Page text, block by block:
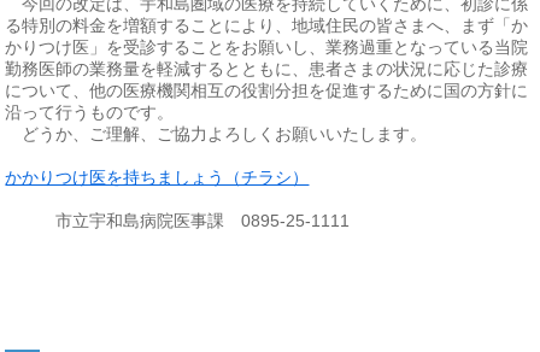
る特別の料金を増額することにより、地域住民の皆さまへ、まず「か
かりつけ医」を受診することをお願いし、業務過重となっている当院
勤務医師の業務量を軽減するとともに、患者さまの状況に応じた診療
について、他の医療機関相互の役割分担を促進するために国の方針に
沿って行うものです。
どうか、ご理解、ご協力よろしくお願いいたします。
かかりつけ医を持ちましょう（チラシ）
市立宇和島病院医事課 0895-25-1111